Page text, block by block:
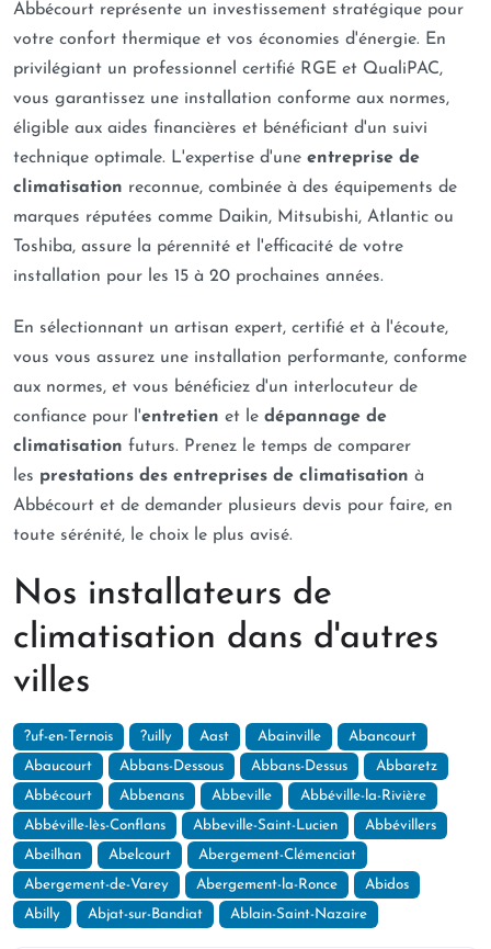
Abbécourt représente un investissement stratégique pour
votre confort thermique et vos économies d'énergie. En
privilégiant un professionnel certifié RGE et QualiPAC,
vous garantissez une installation conforme aux normes,
éligible aux aides financières et bénéficiant d'un suivi
technique optimale. L'expertise d'une entreprise de
climatisation reconnue, combinée à des équipements de
marques réputées comme Daikin, Mitsubishi, Atlantic ou
Toshiba, assure la pérennité et l'efficacité de votre
installation pour les 15 à 20 prochaines années.
En sélectionnant un artisan expert, certifié et à l'écoute,
vous vous assurez une installation performante, conforme
aux normes, et vous bénéficiez d'un interlocuteur de
confiance pour l'entretien et le dépannage de
climatisation futurs. Prenez le temps de comparer
les prestations des entreprises de climatisation à
Abbécourt et de demander plusieurs devis pour faire, en
toute sérénité, le choix le plus avisé.
Nos installateurs de
climatisation dans d'autres
villes
?uf-en-Ternois ?uilly Aast Abainville Abancourt
Abaucourt Abbans-Dessous Abbans-Dessus Abbaretz
Abbécourt Abbenans Abbeville Abbéville-la-Rivière
Abbéville-lès-Conflans Abbeville-Saint-Lucien Abbévillers
Abeilhan Abelcourt Abergement-Clémenciat
Abergement-de-Varey Abergement-la-Ronce Abidos
Abilly Abjat-sur-Bandiat Ablain-Saint-Nazaire